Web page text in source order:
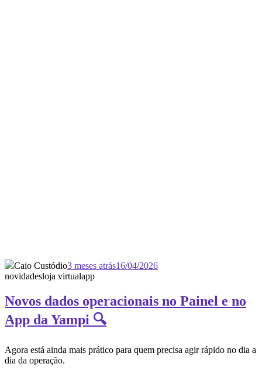
Caio Custódio3 meses atrás16/04/2026
novidadesloja virtualapp
Novos dados operacionais no Painel e no
App da Yampi 🔍
Agora está ainda mais prático para quem precisa agir rápido no dia a
dia da operação.